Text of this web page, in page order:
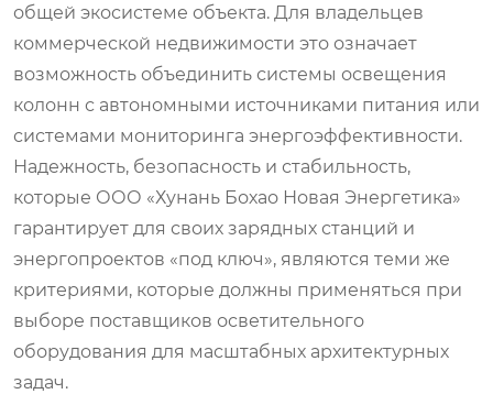
общей экосистеме объекта. Для владельцев
коммерческой недвижимости это означает
возможность объединить системы освещения
колонн с автономными источниками питания или
системами мониторинга энергоэффективности.
Надежность, безопасность и стабильность,
которые ООО «Хунань Бохао Новая Энергетика»
гарантирует для своих зарядных станций и
энергопроектов «под ключ», являются теми же
критериями, которые должны применяться при
выборе поставщиков осветительного
оборудования для масштабных архитектурных
задач.